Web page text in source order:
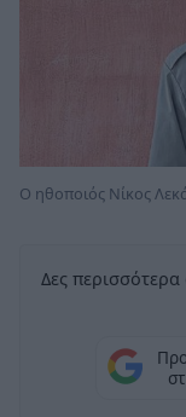
O ηθοποιός Νίκος
Δες